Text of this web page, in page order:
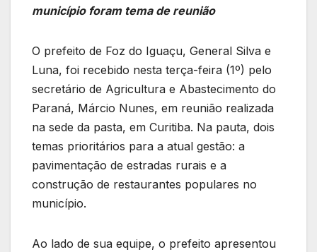
município foram tema de reunião
O prefeito de Foz do Iguaçu, General Silva e
Luna, foi recebido nesta terça-feira (1º) pelo
secretário de Agricultura e Abastecimento do
Paraná, Márcio Nunes, em reunião realizada
na sede da pasta, em Curitiba. Na pauta, dois
temas prioritários para a atual gestão: a
pavimentação de estradas rurais e a
construção de restaurantes populares no
município.
Ao lado de sua equipe, o prefeito apresentou